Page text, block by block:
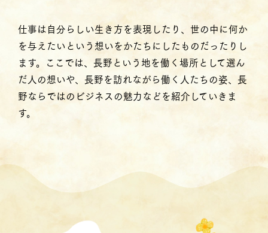
仕事は自分らしい生き方を表現したり、世の中に何か
を与えたいという想いをかたちにしたものだったりし
ます。ここでは、長野という地を働く場所として選ん
だ人の想いや、長野を訪れながら働く人たちの姿、長
野ならではのビジネスの魅力などを紹介していきま
す。